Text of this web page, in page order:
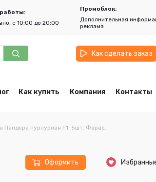
с 10:00 до 20:00
Промоблок:
Дополнительная
реклама
Как сделать заказ
Как купить Компания Контакты
Пандора пурпурная F1, 5шт. Фарао.
Оформить